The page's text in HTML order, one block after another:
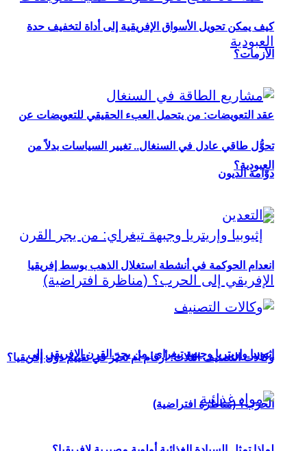
عقد التعويضات: من يتحمل العبء الحقيقي للتعويضات عن
العبودية؟
إثيوبيا وإريتريا وجبهة تيغراي: من يجر القرن الإفريقي إلى
الحرب؟ (مناظرة افتراضية)
كيف يمكن تحويل الأسواق الإفريقية إلى أداة لتخفيف حدة
الأزمات؟
تحوُّل طاقي عادل في السنغال.. تغيير السياسات بدلاً من
دوّامة الديون
انعدام الحوكمة في أنشطة استغلال الذهب بوسط إفريقيا
وكالات التصنيف الثلاث: أرقام أم تحيّز في تقييم دول إفريقيا؟